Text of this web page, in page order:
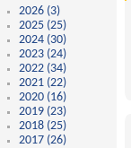
2026 (3)
2025 (25)
2024 (30)
2023 (24)
2022 (34)
2021 (22)
2020 (16)
2019 (23)
2018 (25)
2017 (26)